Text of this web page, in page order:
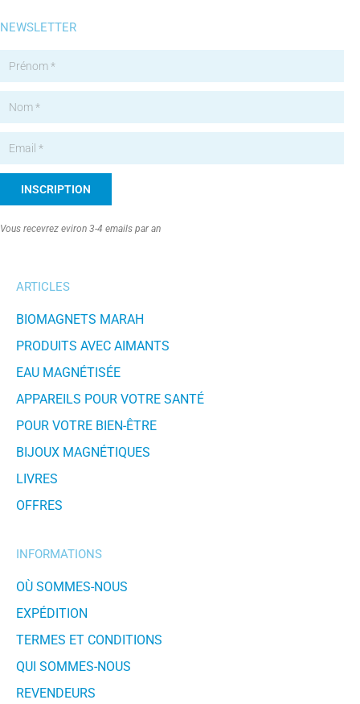
NEWSLETTER
INSCRIPTION
Vous recevrez eviron 3-4 emails par an
ARTICLES
BIOMAGNETS MARAH
PRODUITS AVEC AIMANTS
EAU MAGNÉTISÉE
APPAREILS POUR VOTRE SANTÉ
POUR VOTRE BIEN-ÊTRE
BIJOUX MAGNÉTIQUES
LIVRES
OFFRES
INFORMATIONS
OÙ SOMMES-NOUS
EXPÉDITION
TERMES ET CONDITIONS
QUI SOMMES-NOUS
REVENDEURS